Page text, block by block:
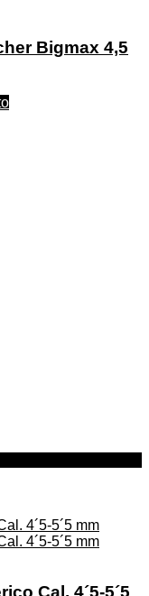
Bigmax 4,5
Cal. 4´5-5´5